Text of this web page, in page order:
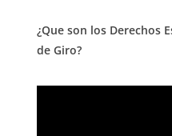
¿Que son los Derechos
de Giro?